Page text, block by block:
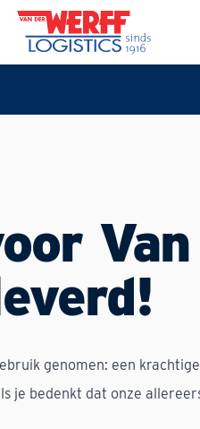
genomen: een
je bedenkt dat onze